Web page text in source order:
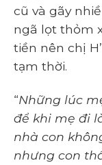
cũ và gãy
ngã lọt thỏm
tiền nên chị
tạm thời.
“Những lúc
để khi mẹ đi
nhà con
nhưng con